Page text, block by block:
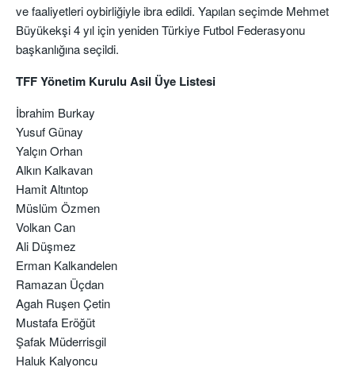
ve faaliyetleri oybirliğiyle ibra edildi. Yapılan seçimde Mehmet
Büyükekşi 4 yıl için yeniden Türkiye Futbol Federasyonu
başkanlığına seçildi.
TFF Yönetim Kurulu Asil Üye Listesi
İbrahim Burkay
Yusuf Günay
Yalçın Orhan
Alkın Kalkavan
Hamit Altıntop
Müslüm Özmen
Volkan Can
Ali Düşmez
Erman Kalkandelen
Ramazan Üçdan
Agah Ruşen Çetin
Mustafa Eröğüt
Şafak Müderrisgil
Haluk Kalyoncu